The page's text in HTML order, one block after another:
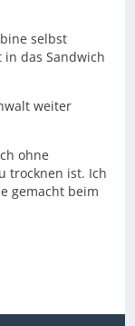
selbst
das Sandwich
weiter
ohne
trocknen ist. Ich
gemacht beim